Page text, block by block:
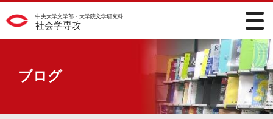
中央大学文学部・大学院文学研究科
社会学専攻
ブログ